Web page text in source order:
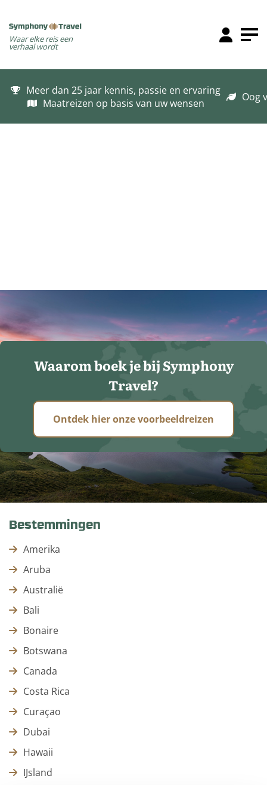
Waar elke reis een
verhaal wordt
Meer dan 25 jaar kennis, passie en ervaring
Maatreizen op basis van uw wensen
Oog
Waarom boek je bij Symphony
Travel?
Ontdek hier onze voorbeeldreizen
Bestemmingen
Amerika
Aruba
Australië
Bali
Bonaire
Botswana
Canada
Costa Rica
Curaçao
Dubai
Hawaii
IJsland